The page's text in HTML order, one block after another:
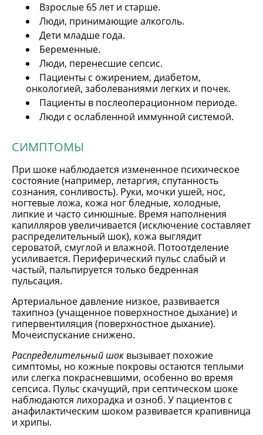
Взрослые 65 лет и старше.
Люди, принимающие алкоголь.
Дети младше года.
Беременные.
Люди, перенесшие сепсис.
Пациенты с ожирением, диабетом,
онкологией, заболеваниями легких и почек.
Пациенты в послеоперационном периоде.
Люди с ослабленной иммунной системой.
СИМПТОМЫ
При шоке наблюдается измененное психическое
состояние (например, летаргия, спутанность
сознания, сонливость). Руки, мочки ушей, нос,
ногтевые ложа, кожа ног бледные, холодные,
липкие и часто синюшные. Время наполнения
капилляров увеличивается (исключение составляет
распределительный шок), кожа выглядит
сероватой, смуглой и влажной. Потоотделение
усиливается. Периферический пульс слабый и
частый, пальпируется только бедренная
пульсация.
Артериальное давление низкое, развивается
тахипноэ (учащенное поверхностное дыхание) и
гипервентиляция (поверхностное дыхание).
Мочеиспускание снижено.
Распределительный шок вызывает похожие
симптомы, но кожные покровы остаются теплыми
или слегка покрасневшими, особенно во время
сепсиса. Пульс скачущий, при септическом шоке
наблюдаются лихорадка и озноб. У пациентов с
анафилактическим шоком развивается крапивница
и хрипы.